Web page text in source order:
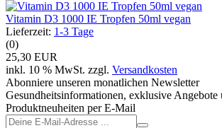
Vitamin D3 1000 IE Tropfen 50ml vegan
Lieferzeit: 1-3 Tage
(0)
25,30 EUR
inkl. 10 % MwSt. zzgl. Versandkosten
Abonniere unseren monatlichen Newsletter
Gesundheitsinformationen, exklusive Angebote
Produktneuheiten per E-Mail